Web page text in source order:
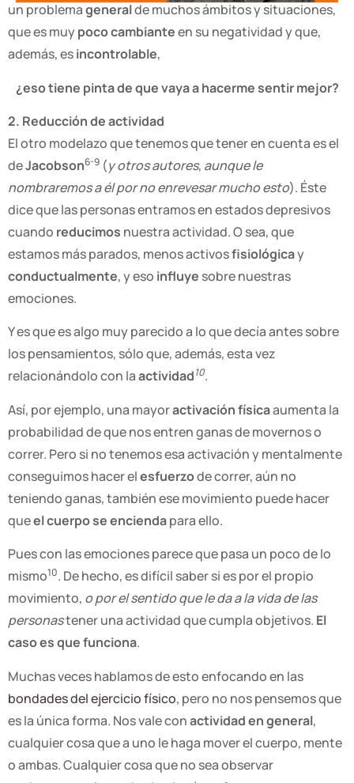
un problemageneralde muchos ámbitos y situaciones,
que es muypoco cambianteen su negatividad y que,
además, esincontrolable,
¿eso tiene pinta de que vaya a hacerme sentir mejor?
2. Reducción de actividad
El otro modelazo que tenemos que tener en cuenta es el
deJacobson6-9 (y otros autores, aunque le
nombraremos a él por no enrevesar mucho esto). Éste
dice que las personas entramos en estados depresivos
cuando reducimos nuestra actividad. O sea, que
estamos más parados, menos activosfisiológicay
conductualmente, y eso influye sobre nuestras
emociones.
Y es que es algo muy parecido a lo que decía antes sobre
los pensamientos, sólo que, además, esta vez
relacionándolo con laactividad10.
Así, por ejemplo, una mayoractivación físicaaumenta la
probabilidad de que nos entren ganas de movernos o
correr. Pero si no tenemos esa activación y mentalmente
conseguimos hacer elesfuerzode correr, aún no
teniendo ganas, también ese movimiento puede hacer
queel cuerpo se enciendapara ello.
Pues con las emociones parece que pasa un poco de lo
mismo10. De hecho, es difícil saber si es por el propio
movimiento, o por el sentido que le da a la vida de las
personastener una actividad que cumpla objetivos. El
caso es que funciona.
Muchas veces hablamos de esto enfocando en las
bondades del ejercicio físico, pero no nos pensemos que
es la única forma. Nos vale conactividad en general,
cualquier cosa que a uno le haga mover el cuerpo, mente
o ambas. Cualquier cosa que no sea observar